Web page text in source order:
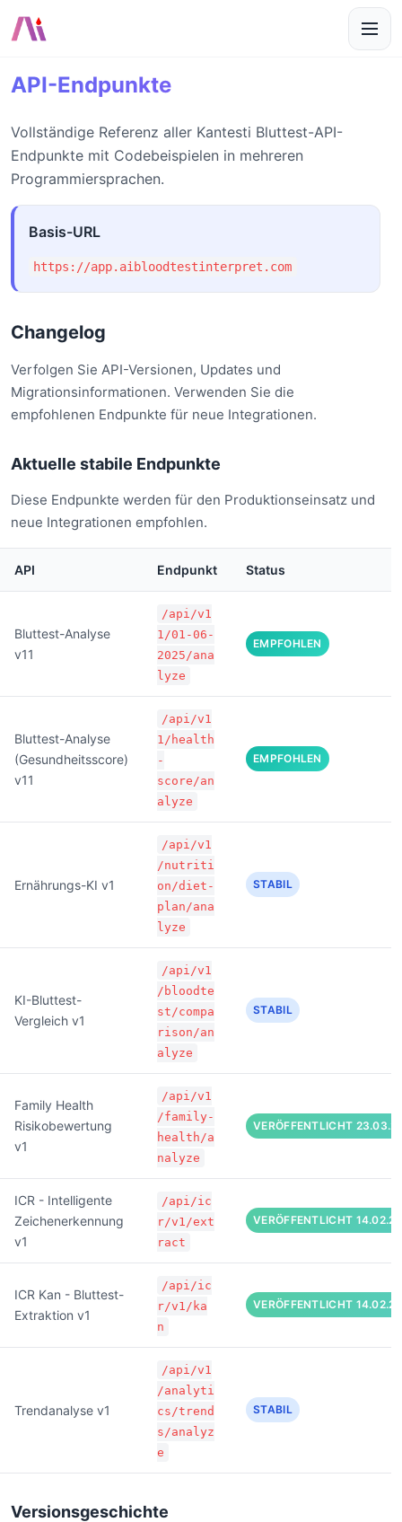
API-Endpunkte
Vollständige Referenz aller Kantesti Bluttest-API-
Endpunkte mit Codebeispielen in mehreren
Programmiersprachen.
Basis-URL
https://app.aibloodtestinterpret.com
Changelog
Verfolgen Sie API-Versionen, Updates und
Migrationsinformationen. Verwenden Sie die
empfohlenen Endpunkte für neue Integrationen.
Aktuelle stabile Endpunkte
Diese Endpunkte werden für den Produktionseinsatz und
neue Integrationen empfohlen.
API Endpunkt Status
Bluttest-Analyse
v11
/api/v1
1/01-06-
2025/ana
lyze
EMPFOHLEN
Bluttest-Analyse
(Gesundheitsscore)
v11
/api/v1
1/health
-
score/an
alyze
EMPFOHLEN
Ernährungs-KI v1
/api/v1
/nutriti
on/diet-
plan/ana
lyze
STABIL
KI-Bluttest-
Vergleich v1
/api/v1
/bloodte
st/compa
rison/an
alyze
STABIL
Family Health
Risikobewertung
v1
/api/v1
/family-
health/a
nalyze
VERÖFFENTLICHT
ICR - Intelligente
Zeichenerkennung
v1
/api/ic
r/v1/ext
ract
VERÖFFENTLICHT
ICR Kan - Bluttest-
Extraktion v1
/api/ic
r/v1/ka
n
VERÖFFENTLICHT
Trendanalyse v1
/api/v1
/analyti
cs/trend
s/analyz
e
STABIL
Versionsgeschichte